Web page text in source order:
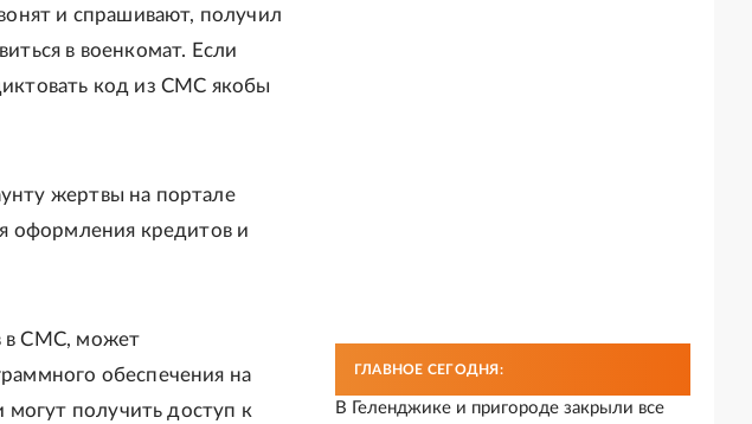
и спрашивают, получил
в военкомат. Если
код из СМС якобы
жертвы на портале
оформления кредитов и
в СМС, может
обеспечения на
получить доступ к
ГЛАВНОЕ СЕГОДНЯ:
В Геленджике и пригороде закрыли все